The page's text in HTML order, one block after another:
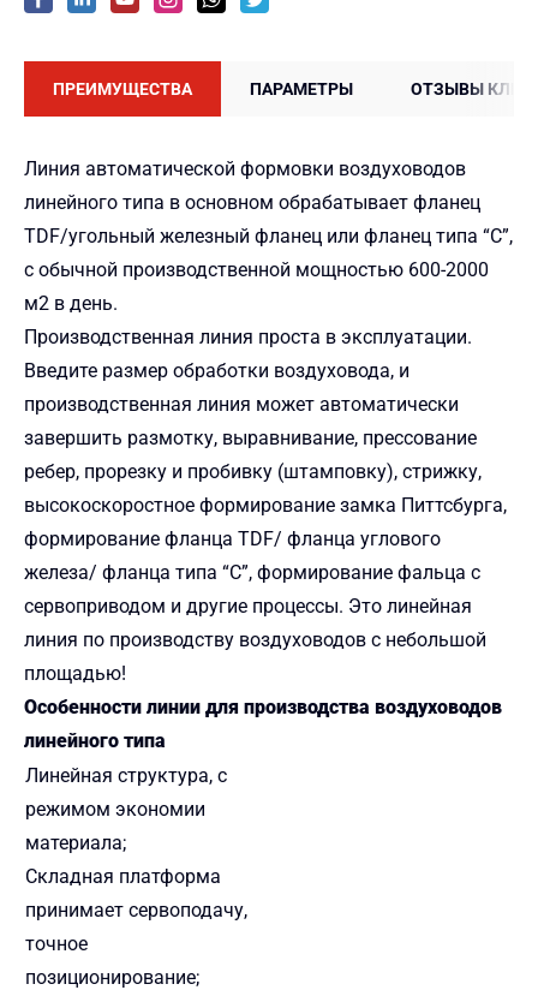
ПРЕИМУЩЕСТВА ПАРАМЕТРЫ ОТЗЫВЫ
Линия автоматической формовки воздуховодов
линейного типа в основном обрабатывает фланец
TDF/угольный железный фланец или фланец типа “C”,
с обычной производственной мощностью 600-2000
м2 в день.
Производственная линия проста в эксплуатации.
Введите размер обработки воздуховода, и
производственная линия может автоматически
завершить размотку, выравнивание, прессование
ребер, прорезку и пробивку (штамповку), стрижку,
высокоскоростное формирование замка Питтсбурга,
формирование фланца TDF/ фланца углового
железа/ фланца типа “C”, формирование фальца с
сервоприводом и другие процессы. Это линейная
линия по производству воздуховодов с небольшой
площадью!
Особенности линии для производства воздуховодов
линейного типа
Линейная структура, с
режимом экономии
материала;
Складная платформа
принимает сервоподачу,
точное
позиционирование;